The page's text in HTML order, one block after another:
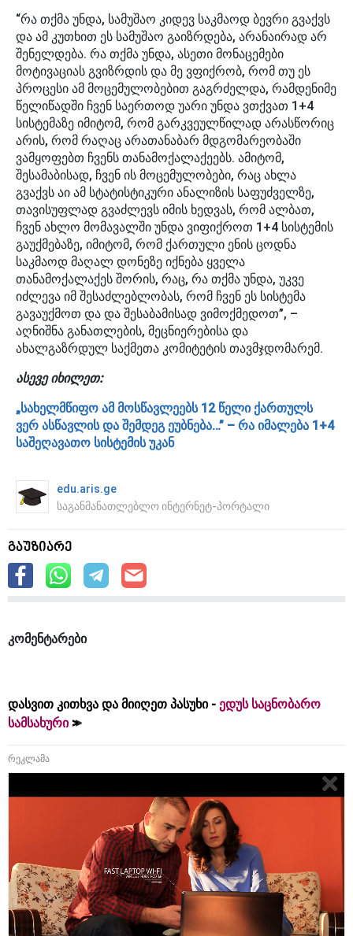
“რა თქმა უნდა, სამუშაო კიდევ საკმაოდ ბევრი გვაქვს
და ამ კუთხით ეს სამუშაო გაიზრდება, არანაირად არ
შენელდება. რა თქმა უნდა, ასეთი მონაცემები
მოტივაციას გვიზრდის და მე ვფიქრობ, რომ თუ ეს
პროცესი ამ მოცემულობებით გაგრძელდა, რამდენიმე
წელიწადში ჩვენ საერთოდ უარი უნდა ვთქვათ 1+4
სისტემაზე იმიტომ, რომ გარკვეულწილად არასწორიც
არის, რომ რაღაც არათანაბარ მდგომარეობაში
ვამყოფებთ ჩვენს თანამოქალაქეებს. ამიტომ,
შესამაბისად, ჩვენ ის მოცემულობები, რაც ახლა
გვაქვს აი ამ სტატისტიკური ანალიზის საფუძველზე,
თავისუფლად გვაძლევს იმის ხედვას, რომ ალბათ,
ჩვენ ახლო მომავალში უნდა ვიფიქროთ 1+4 სისტემის
გაუქმებაზე, იმიტომ, რომ ქართული ენის ცოდნა
საკმაოდ მაღალ დონეზე იქნება ყველა
თანამოქალაქეს შორის, რაც, რა თქმა უნდა, უკვე
იძლევა იმ შესაძლებლობას, რომ ჩვენ ეს სისტემა
გავაუქმოთ და და შესაბამისად ვიმოქმედოთ”, –
აღნიშნა განათლების, მეცნიერებისა და
ახალგაზრდულ საქმეთა კომიტეტის თავმჯდომარემ.
ასევე იხილეთ:
„სახელმწიფო ამ მოსწავლეებს 12 წელი ქართულს
ვერ ასწავლის და შემდეგ ეუბნება…” – რა იმალება 1+4
საშეღავათო სისტემის უკან
edu.aris.ge
საგანმანათლებლო ინტერნეტ-პორტალი
გაუზიარე
კომენტარები
დასვით კითხვა და მიიღეთ პასუხი - ედუს საცნობარო
სამსახური
რეკლამა